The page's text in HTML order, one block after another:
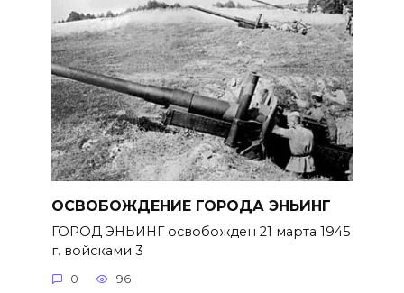
ОСВОБОЖДЕНИЕ ГОРОДА ЭНЬИНГ
ГОРОД ЭНЬИНГ освобожден 21 марта 1945
г. войсками 3
0 96